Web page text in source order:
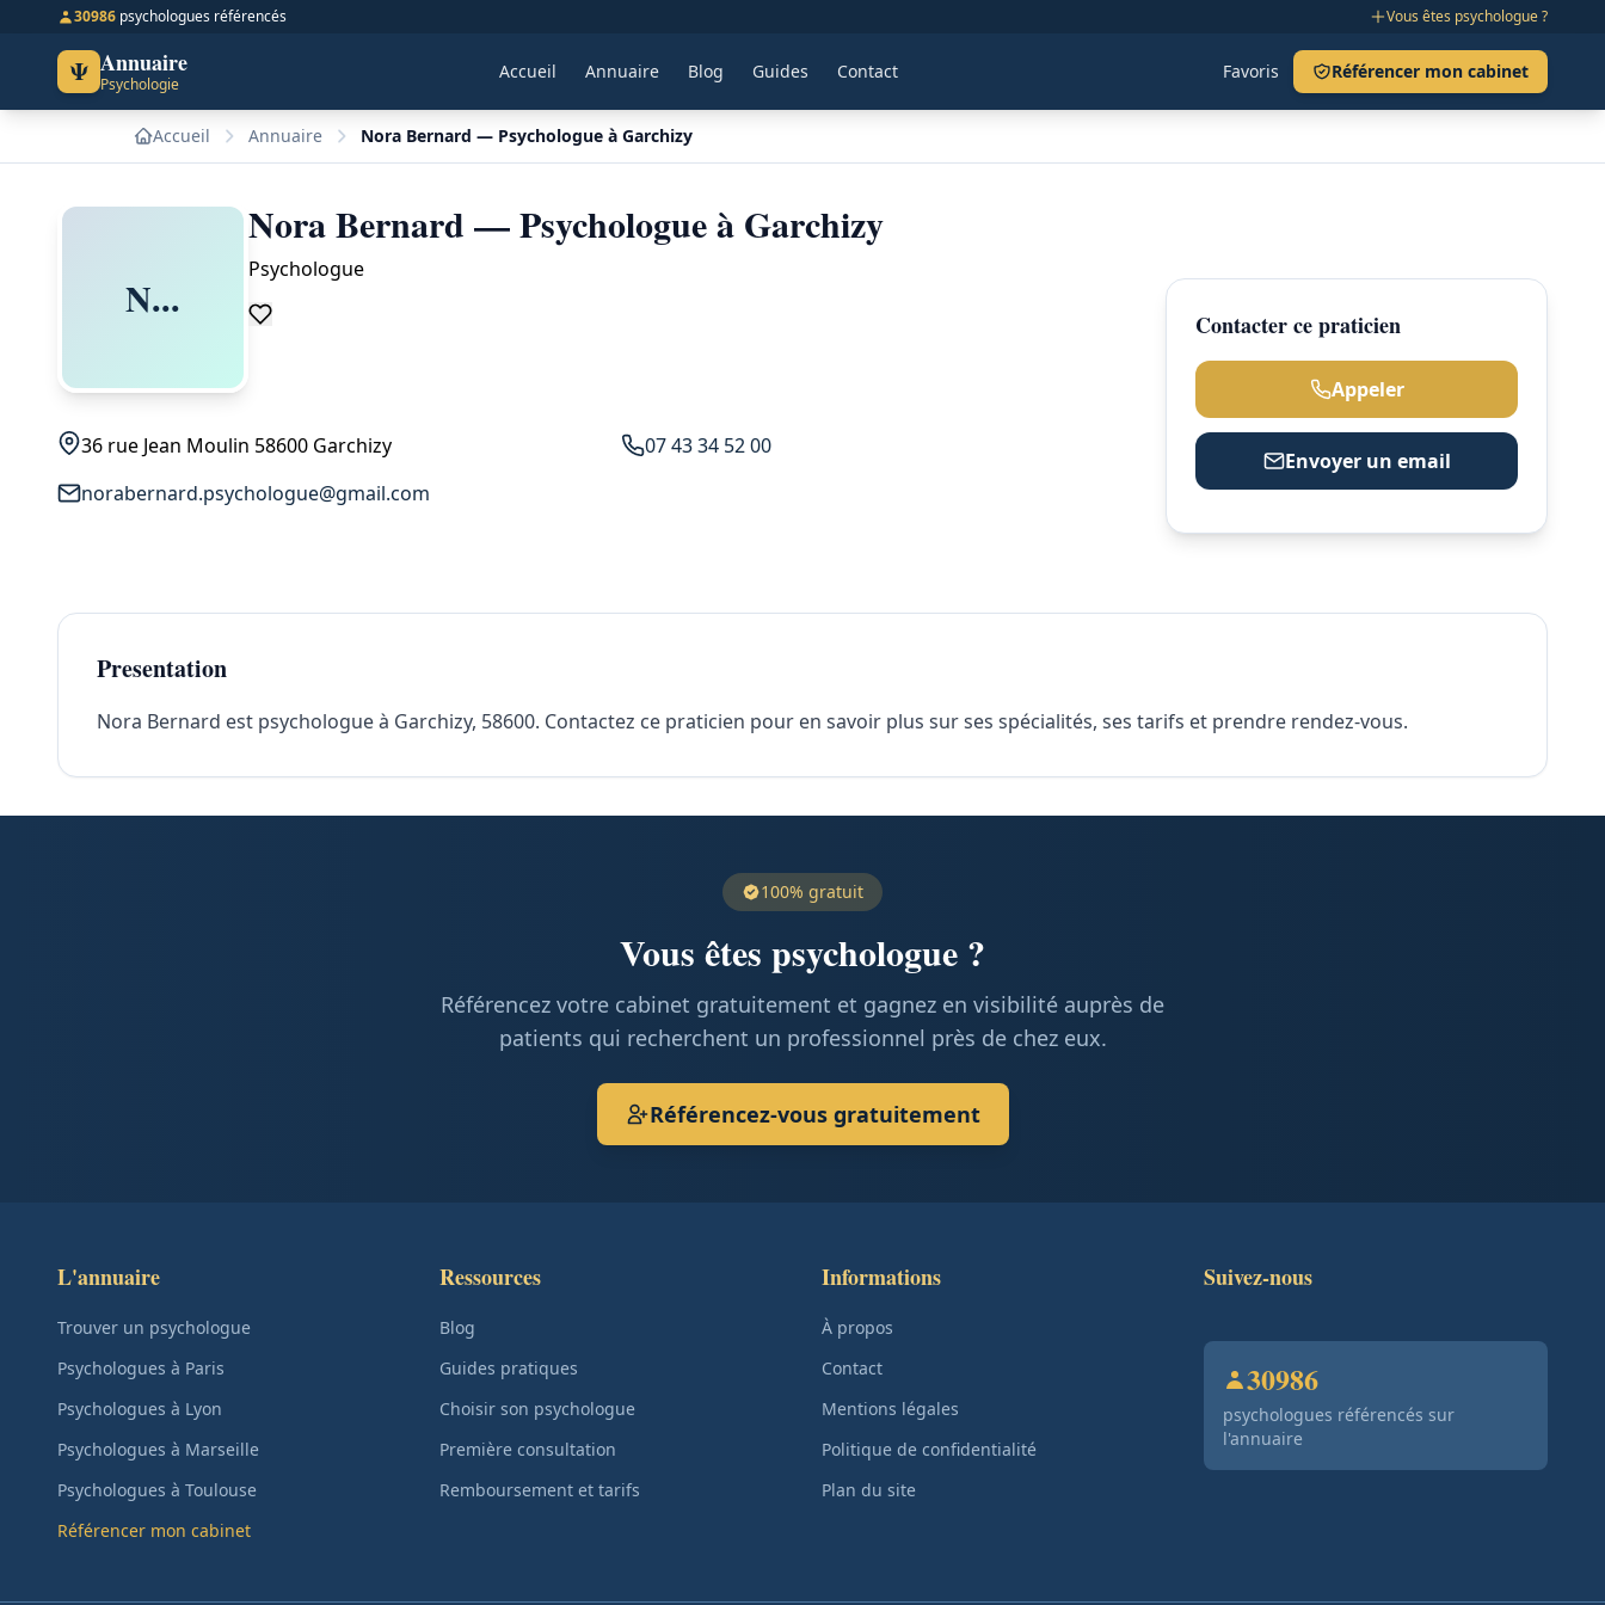
30986 psychologues référencés Vous êtes psychologue ?
Ψ Annuaire
Psychologie
Accueil Annuaire Blog Guides Contact Favoris Référencer mon cabinet
Accueil Annuaire Nora Bernard — Psychologue à Garchizy
N...
Nora Bernard — Psychologue à Garchizy
Psychologue
36 rue Jean Moulin 58600 Garchizy
07 43 34 52 00
norabernard.psychologue@gmail.com
Contacter ce praticien
Appeler
Envoyer un email
Presentation
Nora Bernard est psychologue à Garchizy, 58600. Contactez ce praticien pour en savoir plus sur ses spécialités, ses tarifs et prendre rendez-vous.
100% gratuit
Vous êtes psychologue ?
Référencez votre cabinet gratuitement et gagnez en visibilité auprès de
patients qui recherchent un professionnel près de chez eux.
Référencez-vous gratuitement
L'annuaire
Trouver un psychologue
Psychologues à Paris
Psychologues à Lyon
Psychologues à Marseille
Psychologues à Toulouse
Référencer mon cabinet
Ressources
Blog
Guides pratiques
Choisir son psychologue
Première consultation
Remboursement et tarifs
Informations
À propos
Contact
Mentions légales
Politique de confidentialité
Plan du site
Suivez-nous
30986
psychologues référencés sur
l'annuaire